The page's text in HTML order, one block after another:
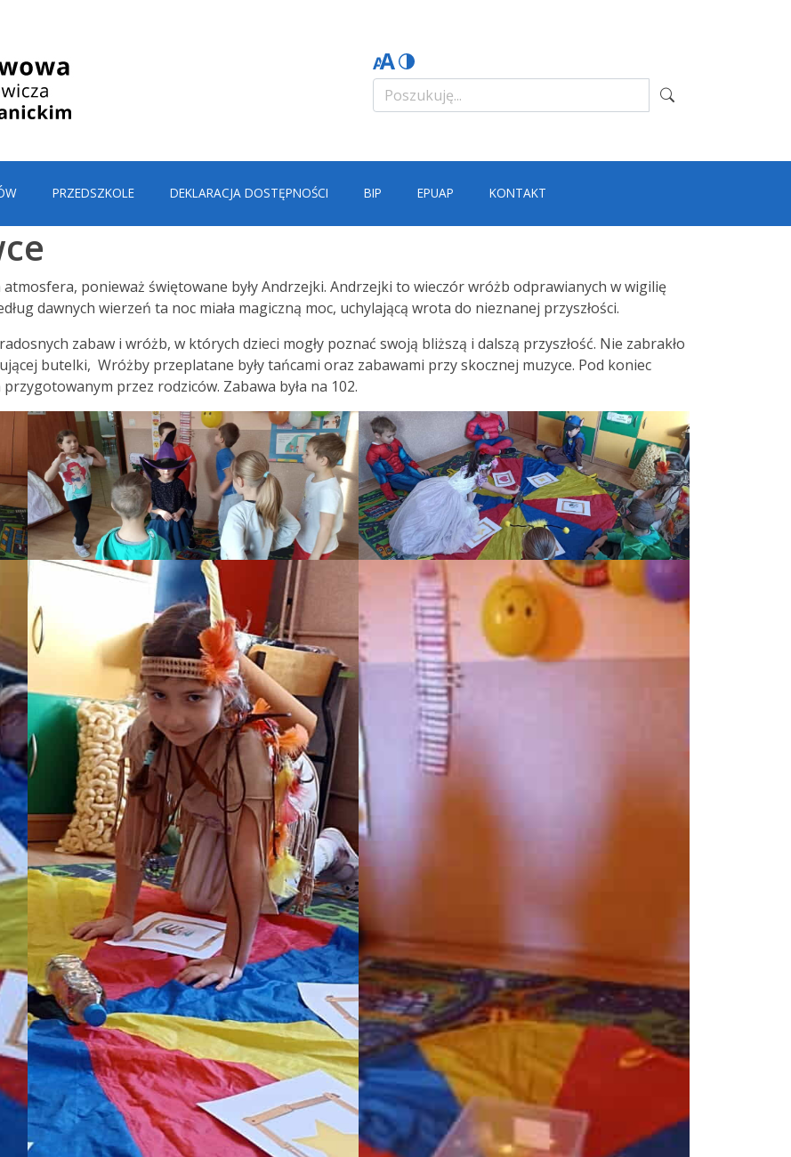
PRZEDSZKOLE DEKLARACJA DOSTĘPNOŚCI BIP EPUAP KONTAKT
ponieważ świętowane były Andrzejki. Andrzejki to wieczór wróżb odprawianych w wigilię
dawnych wierzeń ta noc miała magiczną moc, uchylającą wrota do nieznanej przyszłości.
zabaw i wróżb, w których dzieci mogły poznać swoją bliższą i dalszą przyszłość. Nie zabrakło
butelki, Wróżby przeplatane były tańcami oraz zabawami przy skocznej muzyce. Pod koniec
przez rodziców. Zabawa była na 102.